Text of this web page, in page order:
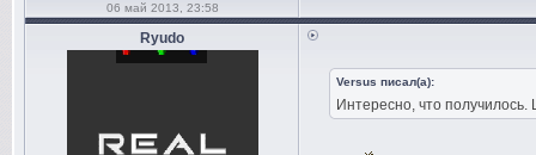
06 май 2013, 23:58
Ryudo
Versus писал(а):
Интересно, что